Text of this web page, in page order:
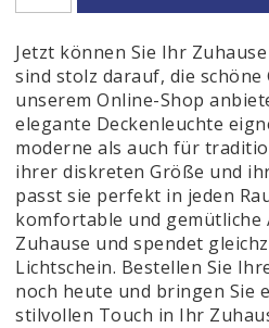
Jetzt können Sie Ihr
sind stolz darauf, die schöne
unserem Online-Shop
elegante Deckenleuchte
moderne als auch für
ihrer diskreten Größe und
passt sie perfekt in jeden
komfortable und gemütliche
Zuhause und spendet
Lichtschein. Bestellen Sie
noch heute und bringen Sie
stilvollen Touch in Ihr